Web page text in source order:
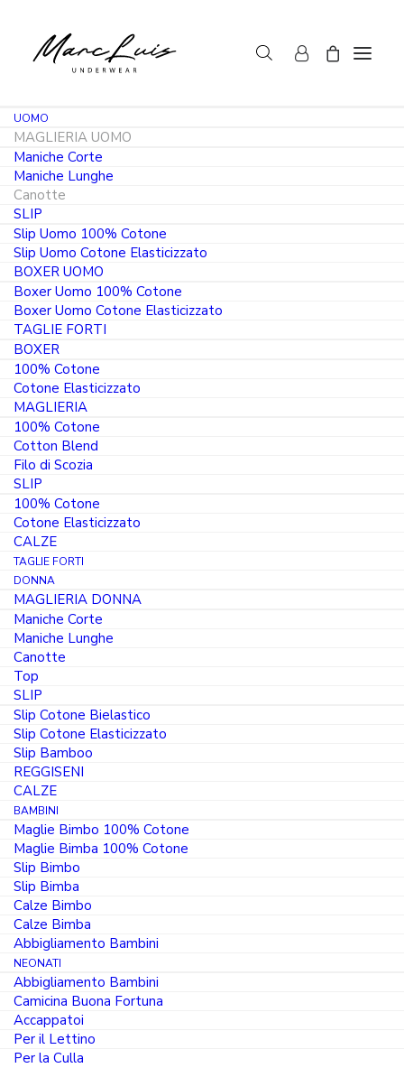
UOMO
MAGLIERIA UOMO
Maniche Corte
Maniche Lunghe
Canotte
SLIP
Slip Uomo 100% Cotone
Slip Uomo Cotone Elasticizzato
BOXER UOMO
Boxer Uomo 100% Cotone
Boxer Uomo Cotone Elasticizzato
TAGLIE FORTI
BOXER
100% Cotone
Cotone Elasticizzato
MAGLIERIA
100% Cotone
Cotton Blend
Filo di Scozia
SLIP
100% Cotone
Cotone Elasticizzato
CALZE
TAGLIE FORTI
DONNA
MAGLIERIA DONNA
Maniche Corte
Maniche Lunghe
Canotte
Top
SLIP
Slip Cotone Bielastico
Slip Cotone Elasticizzato
Slip Bamboo
REGGISENI
CALZE
BAMBINI
Maglie Bimbo 100% Cotone
Maglie Bimba 100% Cotone
Slip Bimbo
Slip Bimba
Calze Bimbo
Calze Bimba
Abbigliamento Bambini
NEONATI
Abbigliamento Bambini
Camicina Buona Fortuna
Accappatoi
Per il Lettino
Per la Culla
PRODOTTO IN ITALIA
Canotta scollo a v cotone bielastico
bianco e colorato
M291
10.80€ PREZZO
9.18
IL
PREZZO
ATTUALE
È:
9.18 €.
Colore
Taglia
3° / S
7° / 2XL
Canotta
Scollo
a
V
Cotone
Bielastico
Bianco
e
Colorato
quantità
AGGIUNGI AL CARRELLO
DESCRIZIONE